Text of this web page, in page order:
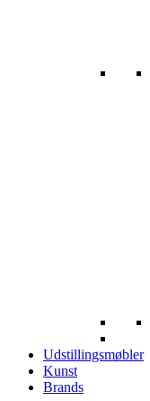
Udstillingsmøbler
Kunst
Brands